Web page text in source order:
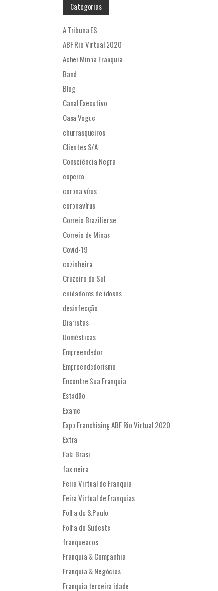
Categorias
A Tribuna ES
ABF Rio Virtual 2020
Achei Minha Franquia
Band
Blog
Canal Executivo
Casa Vogue
churrasqueiros
Clientes S/A
Consciência Negra
copeira
corona vírus
coronavírus
Correio Braziliense
Correio de Minas
Covid-19
cozinheira
Cruzeiro do Sul
cuidadores de idosos
desinfecção
Diaristas
Domésticas
Empreendedor
Empreendedorismo
Encontre Sua Franquia
Estadão
Exame
Expo Franchising ABF Rio Virtual 2020
Extra
Fala Brasil
faxineira
Feira Virtual de Franquia
Feira Virtual de Franquias
Folha de S.Paulo
Folha do Sudeste
franqueados
Franquia & Companhia
Franquia & Negócios
Franquia terceira idade